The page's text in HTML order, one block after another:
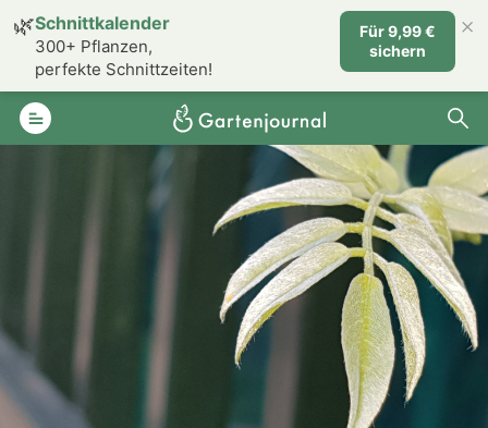
🌿Schnittkalender
300+ Pflanzen,
perfekte Schnittzeiten!
Für 9,99 €
sichern
×